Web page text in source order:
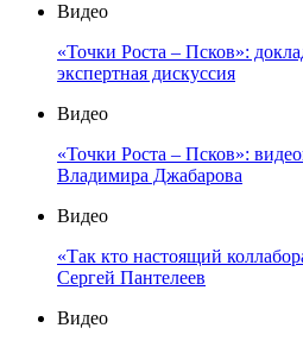
Видео
«Точки Роста – Псков»:
экспертная дискуссия
Видео
«Точки Роста – Псков»:
Владимира Джабарова
Видео
«Так кто настоящий
Сергей Пантелеев
Видео